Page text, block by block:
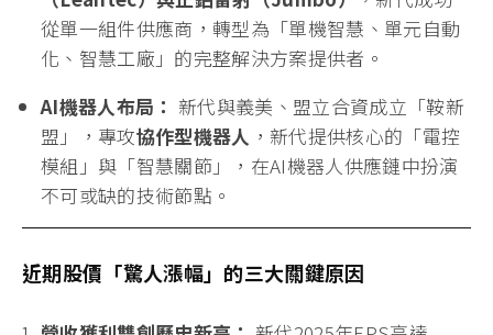
台股智慧製造龍頭 新代科技（7750） 今日再度成為市
場焦點。受惠於全球智慧工廠與AI機器人需求的爆發
性增長，新代今日股價展現強大的抗跌韌性，早盤雖
受大盤波動影響開低，但隨即吸引強力買盤進駐，股
「開低走高」，終場收在1915元，展現極強的向上
位，目標價調升至4,000元。